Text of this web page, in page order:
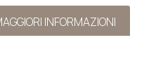
INFORMAZIONI